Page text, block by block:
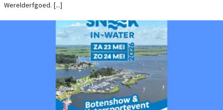
Werelderfgoed. [...]